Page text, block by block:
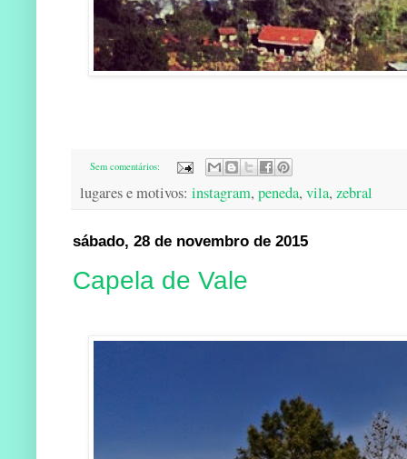
Sem comentários:
lugares e motivos: instagram, peneda, vila, zebral
sábado, 28 de novembro de 2015
Capela de Vale